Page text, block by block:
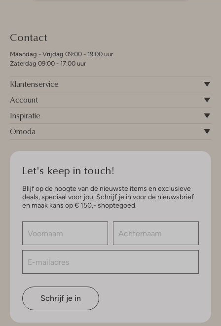
Contact
Maandag - Vrijdag 09:00 - 19:00 uur
Zaterdag 09:00 - 17:00 uur
Klantenservice
Account
Inspiratie
Omoda
Let's keep in touch!
Blijf op de hoogte van de nieuwste items en exclusieve
deals, speciaal voor jou. Schrijf je in voor de nieuwsbrief
en maak kans op € 150,- shoptegoed.
Schrijf je in